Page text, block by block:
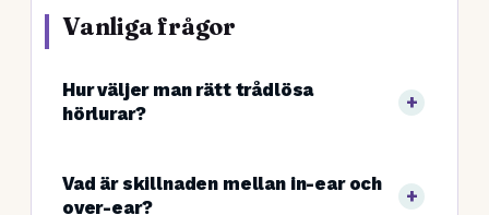
Vanliga frågor
Hur väljer man rätt trådlösa
hörlurar?
Vad är skillnaden mellan in-ear och
over-ear?